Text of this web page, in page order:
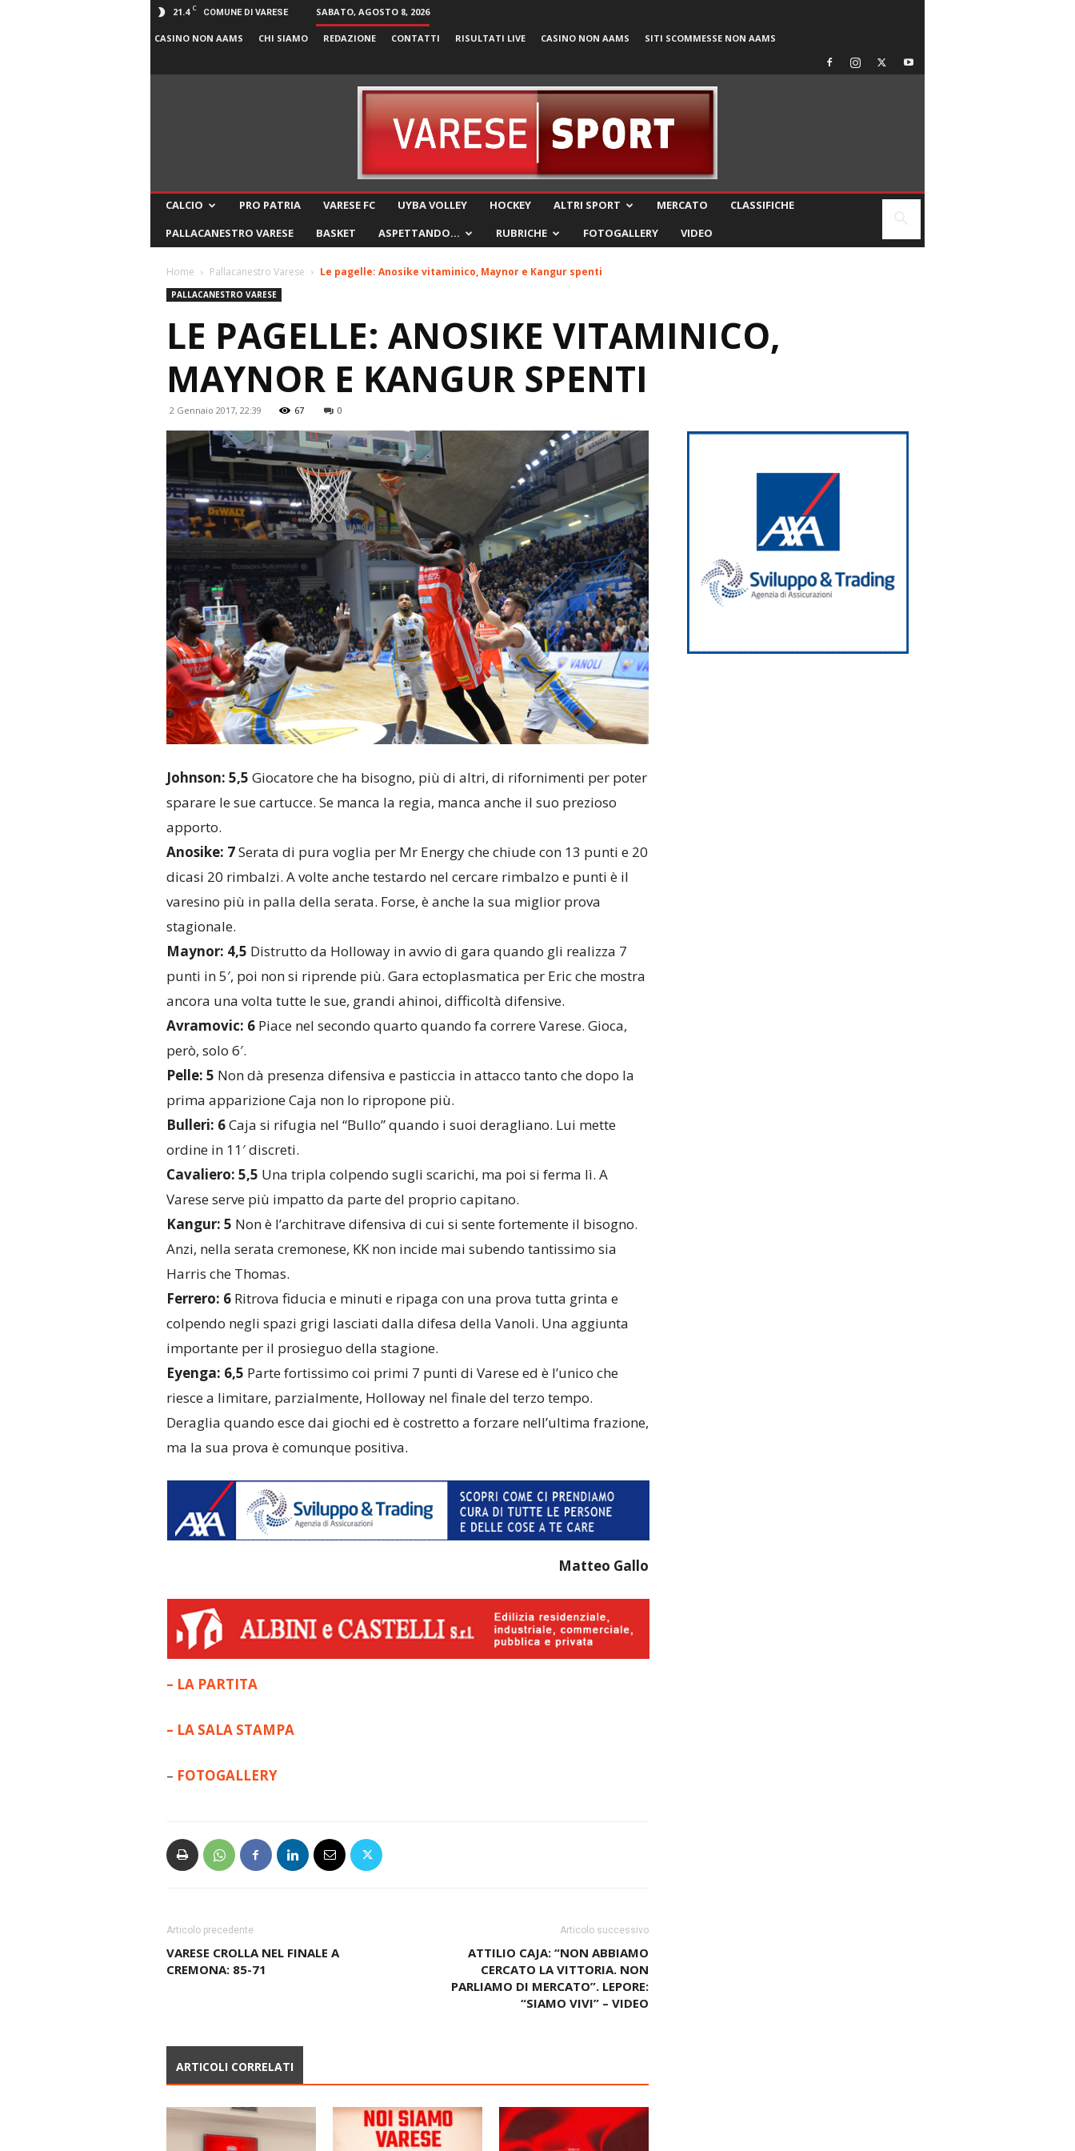
21.4 C COMUNE DI VARESE SABATO, AGOSTO 8, 2026
CASINO NON AAMS CHI SIAMO REDAZIONE CONTATTI RISULTATI LIVE CASINO NON AAMS SITI SCOMMESSE NON AAMS
CALCIO PRO PATRIA VARESE FC UYBA VOLLEY HOCKEY ALTRI SPORT MERCATO
CLASSIFICHE
PALLACANESTRO VARESE
BASKET ASPETTANDO… RUBRICHE FOTOGALLERY VIDEO
Home Pallacanestro Varese Le pagelle: Anosike vitaminico, Maynor e Kangur spenti
PALLACANESTRO VARESE
LE PAGELLE: ANOSIKE VITAMINICO,
MAYNOR E KANGUR SPENTI
2 Gennaio 2017, 22:39 67 0
Johnson: 5,5 Giocatore che ha bisogno, più di altri, di rifornimenti per poter
sparare le sue cartucce. Se manca la regia, manca anche il suo prezioso
apporto.
Anosike: 7Serata di pura voglia per Mr Energy che chiude con 13 punti e 20
dicasi 20 rimbalzi. A volte anche testardo nel cercare rimbalzo e punti è il
varesino più in palla della serata. Forse, è anche la sua miglior prova
stagionale.
Maynor: 4,5 Distrutto da Holloway in avvio di gara quando gli realizza 7
punti in 5′, poi non si riprende più. Gara ectoplasmatica per Eric che mostra
ancora una volta tutte le sue, grandi ahinoi, difficoltà difensive.
Avramovic: 6Piace nel secondo quarto quando fa correre Varese. Gioca,
però, solo 6′.
Pelle: 5 Non dà presenza difensiva e pasticcia in attacco tanto che dopo la
prima apparizione Caja non lo ripropone più.
Bulleri: 6Caja si rifugia nel “Bullo” quando i suoi deragliano. Lui mette
ordine in 11′ discreti.
Cavaliero: 5,5 Una tripla colpendo sugli scarichi, ma poi si ferma lì. A
Varese serve più impatto da parte del proprio capitano.
Kangur: 5 Non è l’architrave difensiva di cui si sente fortemente il bisogno.
Anzi, nella serata cremonese, KK non incide mai subendo tantissimo sia
Harris che Thomas.
Ferrero: 6Ritrova fiducia e minuti e ripaga con una prova tutta grinta e
colpendo negli spazi grigi lasciati dalla difesa della Vanoli. Una aggiunta
importante per il prosieguo della stagione.
Eyenga: 6,5 Parte fortissimo coi primi 7 punti di Varese ed è l’unico che
riesce a limitare, parzialmente, Holloway nel finale del terzo tempo.
Deraglia quando esce dai giochi ed è costretto a forzare nell’ultima frazione,
ma la sua prova è comunque positiva.
Matteo Gallo
– LA PARTITA
– LA SALA STAMPA
– FOTOGALLERY
Articolo precedente
VARESE CROLLA NEL FINALE A
CREMONA: 85-71
Articolo successivo
ATTILIO CAJA: “NON ABBIAMO
CERCATO LA VITTORIA. NON
PARLIAMO DI MERCATO”. LEPORE:
“SIAMO VIVI” – VIDEO
ARTICOLI CORRELATI